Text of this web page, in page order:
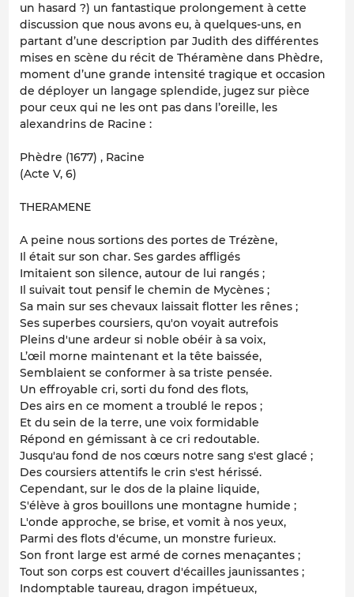
un hasard ?) un fantastique prolongement à cette
discussion que nous avons eu, à quelques-uns, en
partant d’une description par Judith des différentes
mises en scène du récit de Théramène dans Phèdre,
moment d’une grande intensité tragique et occasion
de déployer un langage splendide, jugez sur pièce
pour ceux qui ne les ont pas dans l’oreille, les
alexandrins de Racine :
Phèdre (1677) , Racine
(Acte V, 6)
THERAMENE
A peine nous sortions des portes de Trézène,
Il était sur son char. Ses gardes affligés
Imitaient son silence, autour de lui rangés ;
Il suivait tout pensif le chemin de Mycènes ;
Sa main sur ses chevaux laissait flotter les rênes ;
Ses superbes coursiers, qu'on voyait autrefois
Pleins d'une ardeur si noble obéir à sa voix,
L’œil morne maintenant et la tête baissée,
Semblaient se conformer à sa triste pensée.
Un effroyable cri, sorti du fond des flots,
Des airs en ce moment a troublé le repos ;
Et du sein de la terre, une voix formidable
Répond en gémissant à ce cri redoutable.
Jusqu'au fond de nos cœurs notre sang s'est glacé ;
Des coursiers attentifs le crin s'est hérissé.
Cependant, sur le dos de la plaine liquide,
S'élève à gros bouillons une montagne humide ;
L'onde approche, se brise, et vomit à nos yeux,
Parmi des flots d'écume, un monstre furieux.
Son front large est armé de cornes menaçantes ;
Tout son corps est couvert d'écailles jaunissantes ;
Indomptable taureau, dragon impétueux,